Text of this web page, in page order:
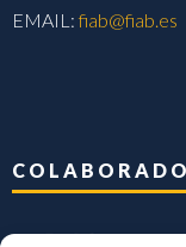
EMAIL:fiab@fiab.es